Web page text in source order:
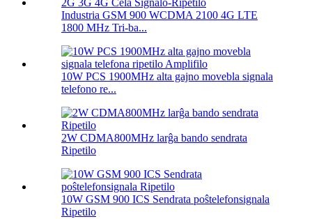
Industria GSM 900 WCDMA 2100 4G LTE
1800 MHz Tri-ba...
10W PCS 1900MHz alta gajno movebla signala
telefono re...
2W CDMA800MHz larĝa bando sendrata
Ripetilo
10W GSM 900 ICS Sendrata poŝtelefonsignala
Ripetilo